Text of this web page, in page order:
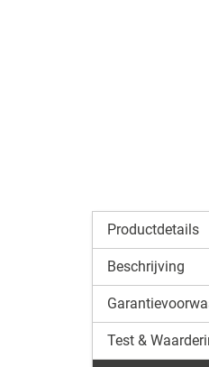
Productdetails
Beschrijving
Test &